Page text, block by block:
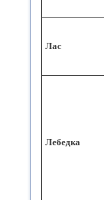
Лас
Лебедка